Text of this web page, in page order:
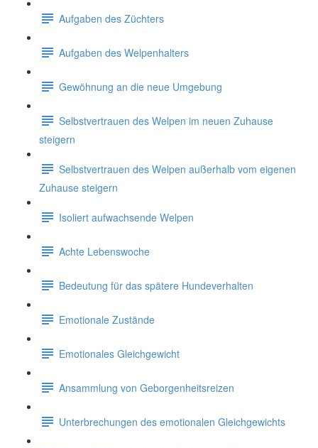
Aufgaben des Züchters
Aufgaben des Welpenhalters
Gewöhnung an die neue Umgebung
Selbstvertrauen des Welpen im neuen Zuhause
steigern
Selbstvertrauen des Welpen außerhalb vom eigenen
Zuhause steigern
Isoliert aufwachsende Welpen
Achte Lebenswoche
Bedeutung für das spätere Hundeverhalten
Emotionale Zustände
Emotionales Gleichgewicht
Ansammlung von Geborgenheitsreizen
Unterbrechungen des emotionalen Gleichgewichts